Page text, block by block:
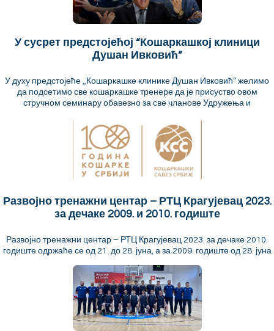
У сусрет предстојећој “Кошаркашкој клиници
Душан Ивковић”
У духу предстојеће ,,Кошаркашке клинике Душан Ивковић” желимо
да подсетимо све кошаркашке тренере да је присуство овом
стручном семинару обавезно за све чланове Удружења и
Развојно тренажни центар – РТЦ Крагујевац 2023.
за дечаке 2009. и 2010. годиште
Развојно тренажни центар – РТЦ Крагујевац 2023. за дечаке 2010.
годиште одржаће се од 21. до 28. јуна, а за 2009. годиште од 28. јуна